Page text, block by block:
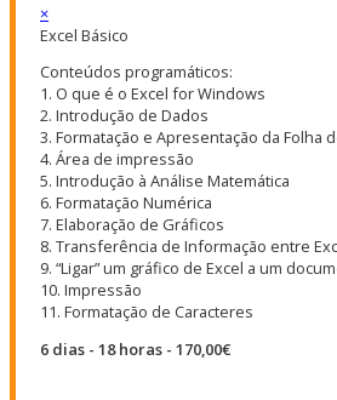
×
Excel Básico
Conteúdos programáticos:
1. O que é o Excel for Windows
2. Introdução de Dados
3. Formatação e Apresentação da Folha
4. Área de impressão
5. Introdução à Análise Matemática
6. Formatação Numérica
7. Elaboração de Gráficos
8. Transferência de Informação entre
9. “Ligar” um gráfico de Excel a um
10. Impressão
11. Formatação de Caracteres
6 dias - 18 horas - 170,00€